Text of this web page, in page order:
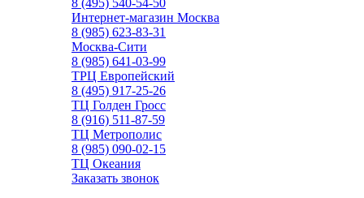
8 (495) 540-54-50
Интернет-магазин Москва
8 (985) 623-83-31
Москва-Сити
8 (985) 641-03-99
ТРЦ Европейский
8 (495) 917-25-26
ТЦ Голден Гросс
8 (916) 511-87-59
ТЦ Метрополис
8 (985) 090-02-15
ТЦ Океания
Заказать звонок